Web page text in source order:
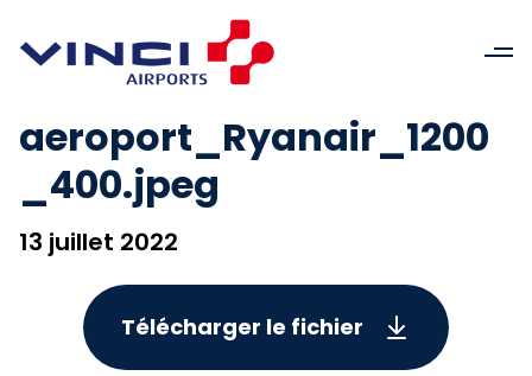
aeroport_Ryanair_1200
_400.jpeg
13 juillet 2022
Télécharger le fichier